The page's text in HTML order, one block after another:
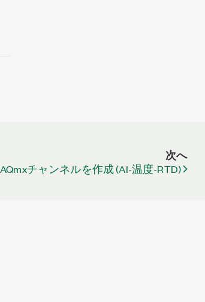
次へ
チャンネルを作成 (AI-温度-RTD)